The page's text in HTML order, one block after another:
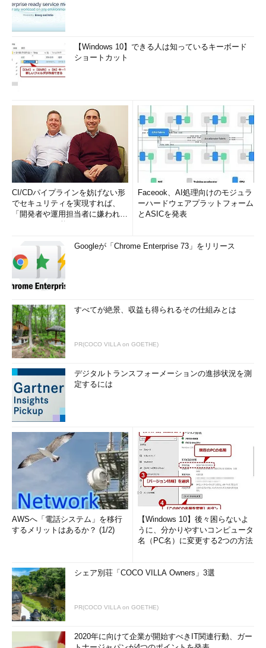
【Windows 10】できる人は知っているキーボード
ショートカット
CI/CDパイプラインを妨げない形
でセキュリティを実現すれば、
「開発者や運用担当者に嫌われな
Faceook、AI処理向けのモジュラ
ーハードウェアプラットフォーム
とASICを発表
Googleが「Chrome Enterprise 73」をリリース
すべてが絶景、収益も得られるその仕組みとは
PR(COCO VILLA on GOETHE)
デジタルトランスフォーメーションの進捗状況を測
定するには
AWSへ「電話システム」を移行
するメリットはあるか？ (1/2)
【Windows 10】後々困らないよ
うに、分かりやすいコンピュータ
名（PC名）に変更する2つの方法
シェア別荘「COCO VILLA Owners」3選
PR(COCO VILLA on GOETHE)
2020年に向けて企業が開始すべきIT関連行動、ガー